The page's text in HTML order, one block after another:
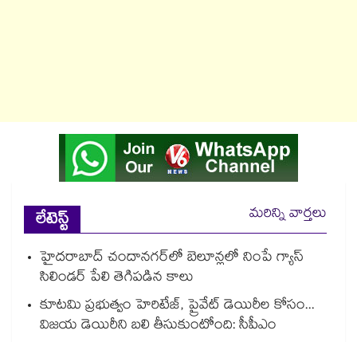
లేటెస్ట్
మరిన్ని వార్తలు
హైదరాబాద్⁪ చందానగర్⁫లో బెలూన్లలో నింపే గ్యాస్
సిలిండర్ పేలి తెగిపడిన కాలు
కూటమి ప్రభుత్వం హెరిటేజ్, ప్రైవేట్ డెయిరీల కోసం...
విజయ డెయిరీని బలి తీసుకుంటోంది: సీపీఎం